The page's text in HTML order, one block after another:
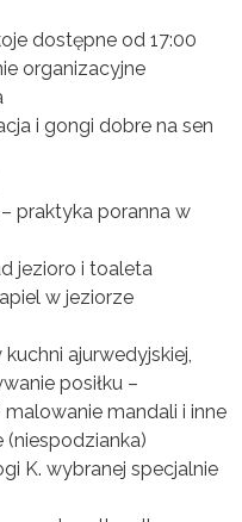
dostępne od 17:00
organizacyjne
i gongi dobre na sen
praktyka poranna w
jezioro i toaleta
w jeziorze
ajurwedyjskiej,
posiłku –
mandali i inne
(niespodzianka)
K. wybranej specjalnie